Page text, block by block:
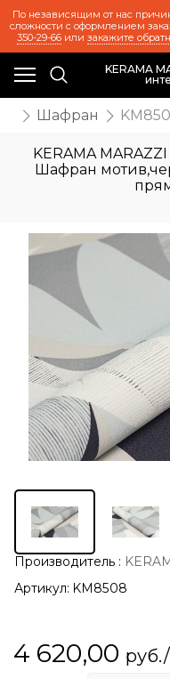
По независящим от нас
сложности с оформлением
350-29-66или закажите
KERAMA
Шафран
KERAMA
Шафран
Производитель :
Артикул: KM8508
4 620,00